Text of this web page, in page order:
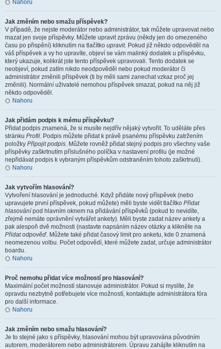
Nahoru
Jak změním nebo smažu příspěvek?
V případě, že nejste moderátor nebo administrátor, tak můžete upravovat nebo
mazat jen svoje příspěvky. Můžete upravit zprávu (někdy jen do omezeného
času po přispění) kliknutím na tlačítko upravit. Pokud již někdo odpověděl na
váš příspěvek a vy ho upravíte, objeví se vám malinký dodatek u příspěvku,
který ukazuje, kolikrát jste tento příspěvek upravovali. Tento dodatek se
neobjeví, pokud zatím nikdo neodpověděl nebo pokud moderátor či
administrátor změnili příspěvek (ti by měli sami zanechat vzkaz proč jej
změnili). Normální uživatelé nemohou příspěvek smazat, pokud na něj již
někdo odpověděl.
Nahoru
Jak přidám podpis k mému příspěvku?
Přidat podpis znamená, že si musíte nejdřív nějaký vytvořit. To uděláte přes
stránku Profil. Podpis můžete přidat k právě psanému příspěvku zatržením
položky Připojit podpis. Můžete rovněž přidat stejný podpis pro všechny vaše
příspěvky zaškrtnutím příslušného políčka v nastavení profilu (je možné
nepřidávat podpis k vybraným příspěvkům odstraněním tohoto zaškrtnutí).
Nahoru
Jak vytvořím hlasování?
Vytvoření hlasování je jednoduché. Když přidáte nový příspěvek (nebo
upravujete první příspěvek, pokud můžete) měli byste vidět tlačítko Přidat
hlasování pod hlavním oknem na přidávání příspěvků (pokud to nevidíte,
zřejmě nemáte oprávnění vytvářet ankety). Měli byste zadat název ankety a
pak alespoň dvě možnosti (nastavte napsáním název otázky a klikněte na
Přidat odpověď. Můžete také přidat časový limit pro anketu, kde 0 znamená
neomezenou volbu. Počet odpovědí, které můžete zadat, určuje administrátor
boardu.
Nahoru
Proč nemohu přidat více možností pro hlasování?
Maximální počet možností stanovuje administrátor. Pokud si myslíte, že
opravdu nezbytně potřebujete více možností, kontaktujte administrátora fóra
pro další informace.
Nahoru
Jak změním nebo smažu hlasování?
Je to stejné jako s příspěvky, hlasování mohou být upravována původním
autorem, moderátorem nebo administrátorem. Úpravu zahájíte kliknutím na